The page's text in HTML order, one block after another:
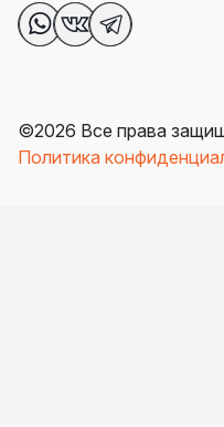
©2026 Все права
Политика